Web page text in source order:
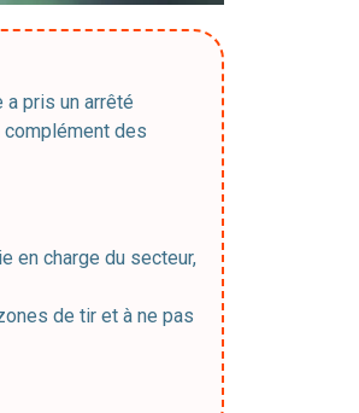
pris un arrêté
complément des
en charge du secteur,
de tir et à ne pas